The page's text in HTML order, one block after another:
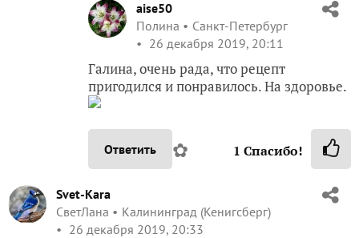
aise50
Полина
Санкт-Петербург
26 декабря 2019, 20:11
Галина, очень рада, что рецепт
пригодился и понравилось. На здоровье.
Ответить ✿ 1 Спасибо!
Svet-Kara
СветЛана
Калининград (Кенигсберг)
26 декабря 2019, 20:33